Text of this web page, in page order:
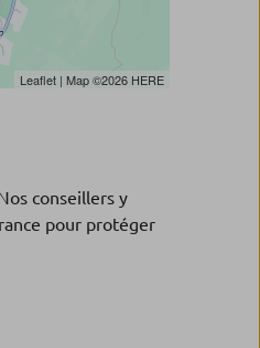
Leaflet | Map ©2026 HERE
conseillers y
pour protéger